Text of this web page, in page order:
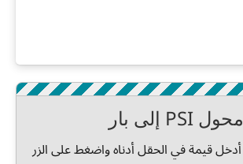
محول PSI إلى بار
أدخل قيمة في الحقل أدناه واضغط على الزر